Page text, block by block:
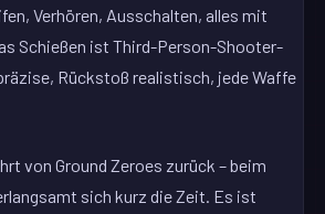
Verhören, Ausschalten, alles mit
Schießen ist Third-Person-Shooter-
Rückstoß realistisch, jede Waffe
von Ground Zeroes zurück – beim
sich kurz die Zeit. Es ist